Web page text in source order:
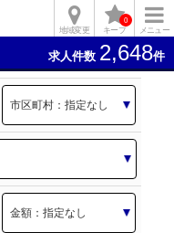
メニュー
キープ
0
地域変更
求人件数 2,648件